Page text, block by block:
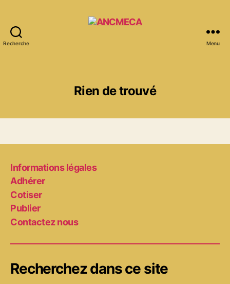
Recherche Menu
Rien de trouvé
Informations légales
Adhérer
Cotiser
Publier
Contactez nous
Recherchez dans ce site